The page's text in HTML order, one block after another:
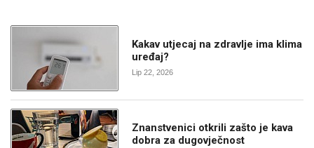
Kakav utjecaj na zdravlje ima klima
uređaj?
Lip 22, 2026
Znanstvenici otkrili zašto je kava
dobra za dugovječnost